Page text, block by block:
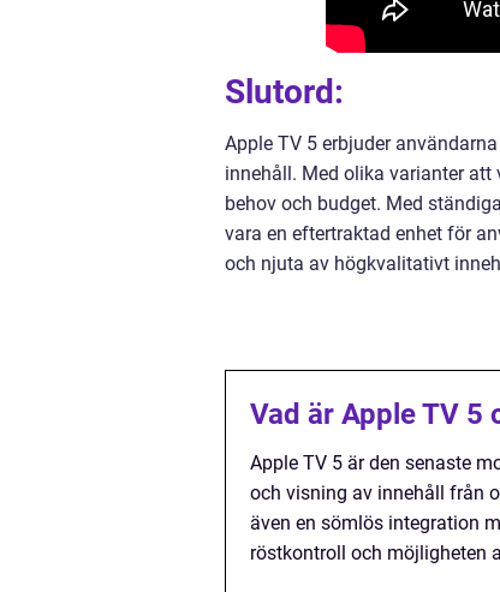
Slutord:
Apple TV 5 erbjuder
innehåll. Med olika varianter att
behov och budget. Med
vara en eftertraktad enhet för
och njuta av högkvalitativt
Vad är Apple TV 5
Apple TV 5 är den senaste
och visning av innehåll från
även en sömlös integration
röstkontroll och möjligheten